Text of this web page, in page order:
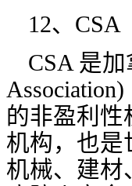
12、CSA
CSA 是加
的非盈利性
机构，也是
机械、建材